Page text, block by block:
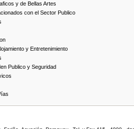
y de Bellas Artes
con el Sector Publico
y Entretenimiento
Publico y Seguridad